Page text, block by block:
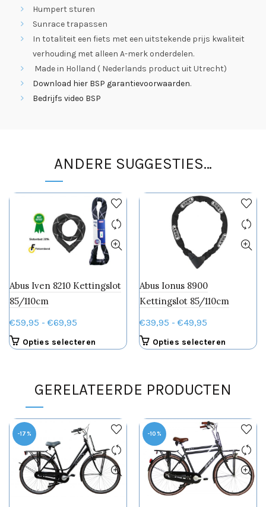
Humpert sturen
Sunrace trapassen
In totaliteit een fiets met een uitstekende prijs kwaliteit
verhouding met alleen A-merk onderdelen.
Made in Holland ( Nederlands product uit Utrecht)
Download hier BSP garantievoorwaarden.
Bedrijfs video BSP
ANDERE SUGGESTIES…
Abus Iven 8210 Kettingslot
85/110cm
€59,95 - €69,95
tot
Opties selecteren
variaties.
optie
gekozen
worden
op
de
Abus Ionus 8900
Kettingslot 85/110cm
€39,95 - €49,95
tot
Opties selecteren
variaties.
optie
gekozen
worden
op
GERELATEERDE PRODUCTEN
-17% -10%